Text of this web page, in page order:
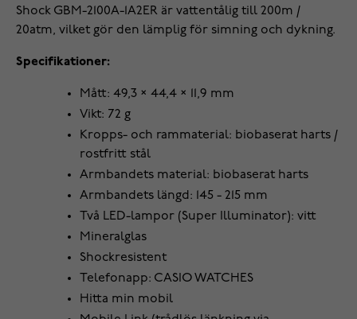
Shock GBM-2100A-1A2ER är vattentålig till 200m /
20atm, vilket gör den lämplig för simning och dykning.
Specifikationer:
Mått: 49,3 × 44,4 × 11,9 mm
Vikt: 72 g
Kropps- och rammaterial: biobaserat harts /
rostfritt stål
Armbandets material: biobaserat harts
Armbandets längd: 145 - 215 mm
Två LED-lampor (Super Illuminator): vitt
Mineralglas
Shockresistent
Telefonapp: CASIO WATCHES
Hitta min mobil